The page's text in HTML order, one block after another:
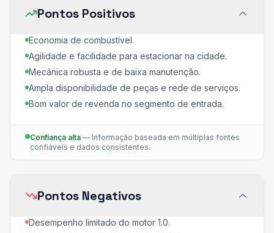
Pontos Positivos
Economia de combustível.
Agilidade e facilidade para estacionar na cidade.
Mecânica robusta e de baixa manutenção.
Ampla disponibilidade de peças e rede de serviços.
Bom valor de revenda no segmento de entrada.
Confiança alta — Informação baseada em múltiplas fontes
confiáveis e dados consistentes.
Pontos Negativos
Desempenho limitado do motor 1.0.